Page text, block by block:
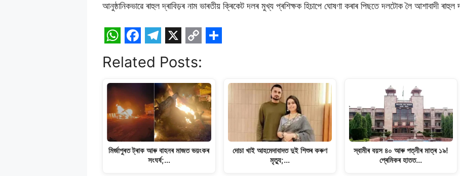
আনুষ্ঠানিকভাৱে ৰাহুল দ্ৰাবিড়ৰ নাম ভাৰতীয় ক্ৰিকেট দলৰ মুখ্য প্ৰশিক্ষক হিচাপে ঘোষণা কৰাৰ পিছতে দলটোক লৈ আশাবাদী ৰাহুল
h
a
t
s
A
p
a
c
e
b
o
o
e
l
e
g
r
a
m
o
p
y
L
i
n
a
r
e
Related Posts:
মিৰ্জাপুৰত ট্ৰাক আৰু বাহনৰ মাজত ভয়ংকৰ
সংঘৰ্ষ;…
দোচা খাই আহমেদাবাদত দুই শিশুৰ কৰুণ
মৃত্যু;…
স্বামীৰ বয়স ৪০ আৰু পত্নীৰ মাত্ৰ ১৯!
প্ৰেমিকৰ হাতত…